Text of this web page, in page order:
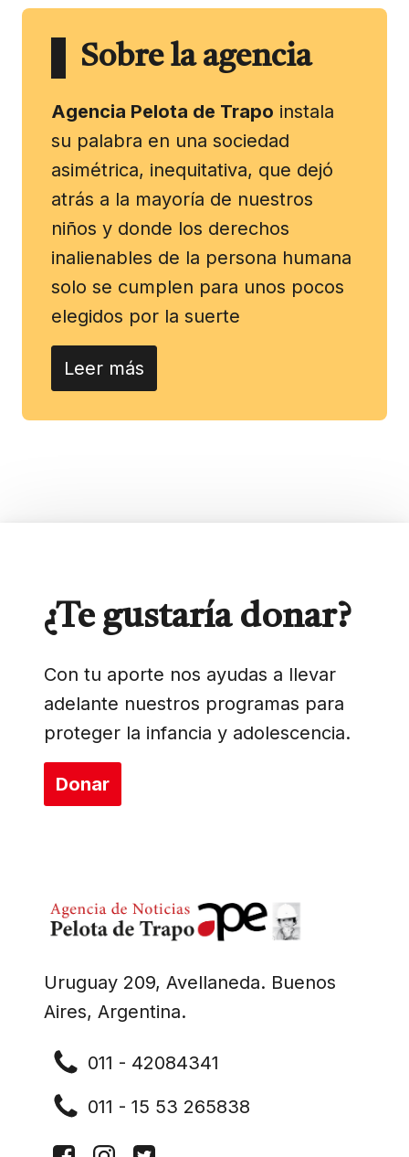
Sobre la agencia
Agencia Pelota de Trapo instala
su palabra en una sociedad
asimétrica, inequitativa, que dejó
atrás a la mayoría de nuestros
niños y donde los derechos
inalienables de la persona humana
solo se cumplen para unos pocos
elegidos por la suerte
Leer más
Uruguay 209, Avellaneda. Buenos
Aires, Argentina.
011 - 42084341
011 - 15 53 265838
¿Te gustaría donar?
Con tu aporte nos ayudas a llevar
adelante nuestros programas para
proteger la infancia y adolescencia.
Donar